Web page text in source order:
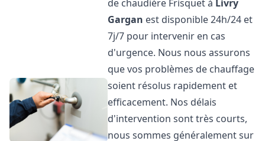
de chaudière Frisquet à Livry
Gargan est disponible 24h/24 et
7j/7 pour intervenir en cas
d'urgence. Nous nous assurons
que vos problèmes de chauffage
soient résolus rapidement et
efficacement. Nos délais
d'intervention sont très courts,
nous sommes généralement sur